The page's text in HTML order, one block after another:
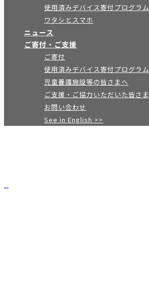
使用済みデバイス寄付プログラム
ワタシとスマホ
ニュース
ご寄付・ご支援
ご寄付
使用済みデバイス寄付プログラム
児童養護施設等の皆さまへ
ご支援・ご協力いただいた皆さま
お問い合わせ
See in English >>